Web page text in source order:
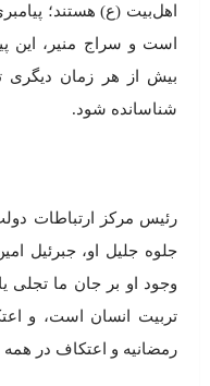
اهل‌بیت (ع) هستند؛
است و سراج منیر، این
بیش از هر زمان
شناسانده شود.
رئیس مرکز ارتباطات
جلوه جلیل او، جبرئیل
وجود او بر جان ما تجلی
تربیت انسان است، و
رمضانیه و اعتکاف در